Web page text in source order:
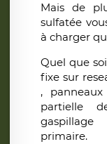
Mais de
sulfatée
à charger
Quel que
fixe sur
,
partielle
primaire.